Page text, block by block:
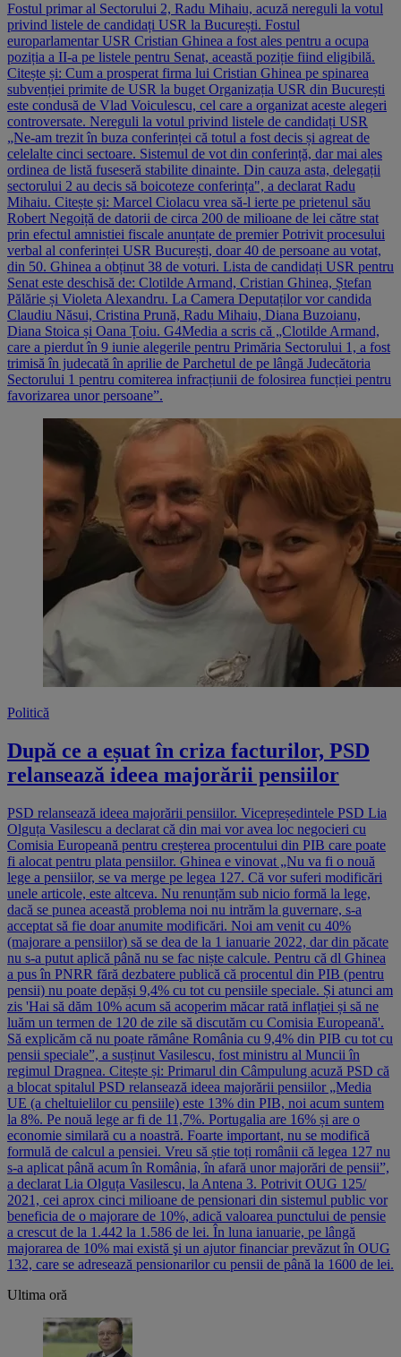
Fostul primar al Sectorului 2, Radu Mihaiu, acuză nereguli la votul
privind listele de candidați USR la București. Fostul
europarlamentar USR Cristian Ghinea a fost ales pentru a ocupa
poziția a II-a pe listele pentru Senat, această poziție fiind eligibilă.
Citește și: Cum a prosperat firma lui Cristian Ghinea pe spinarea
subvenției primite de USR la buget Organizația USR din București
este condusă de Vlad Voiculescu, cel care a organizat aceste alegeri
controversate. Nereguli la votul privind listele de candidați USR
„Ne-am trezit în buza conferinței că totul a fost decis și agreat de
celelalte cinci sectoare. Sistemul de vot din conferință, dar mai ales
ordinea de listă fuseseră stabilite dinainte. Din cauza asta, delegații
sectorului 2 au decis să boicoteze conferința", a declarat Radu
Mihaiu. Citește și: Marcel Ciolacu vrea să-l ierte pe prietenul său
Robert Negoiță de datorii de circa 200 de milioane de lei către stat
prin efectul amnistiei fiscale anunțate de premier Potrivit procesului
verbal al conferinței USR București, doar 40 de persoane au votat,
din 50. Ghinea a obținut 38 de voturi. Lista de candidați USR pentru
Senat este deschisă de: Clotilde Armand, Cristian Ghinea, Ștefan
Pălărie și Violeta Alexandru. La Camera Deputaților vor candida
Claudiu Năsui, Cristina Prună, Radu Mihaiu, Diana Buzoianu,
Diana Stoica și Oana Țoiu. G4Media a scris că „Clotilde Armand,
care a pierdut în 9 iunie alegerile pentru Primăria Sectorului 1, a fost
trimisă în judecată în aprilie de Parchetul de pe lângă Judecătoria
Sectorului 1 pentru comiterea infracțiunii de folosirea funcției pentru
favorizarea unor persoane”.
Politică
După ce a eșuat în criza facturilor, PSD
relansează ideea majorării pensiilor
PSD relansează ideea majorării pensiilor. Vicepreședintele PSD Lia
Olguța Vasilescu a declarat că din mai vor avea loc negocieri cu
Comisia Europeană pentru creșterea procentului din PIB care poate
fi alocat pentru plata pensiilor. Ghinea e vinovat „Nu va fi o nouă
lege a pensiilor, se va merge pe legea 127. Că vor suferi modificări
unele articole, este altceva. Nu renunțăm sub nicio formă la lege,
dacă se punea această problema noi nu intrăm la guvernare, s-a
acceptat să fie doar anumite modificări. Noi am venit cu 40%
(majorare a pensiilor) să se dea de la 1 ianuarie 2022, dar din păcate
nu s-a putut aplică până nu se fac niște calcule. Pentru că dl Ghinea
a pus în PNRR fără dezbatere publică că procentul din PIB (pentru
pensii) nu poate depăși 9,4% cu tot cu pensiile speciale. Și atunci am
zis 'Hai să dăm 10% acum să acoperim măcar rată inflației și să ne
luăm un termen de 120 de zile să discutăm cu Comisia Europeană'.
Să explicăm că nu poate rămâne România cu 9,4% din PIB cu tot cu
pensii speciale”, a susținut Vasilescu, fost ministru al Muncii în
regimul Dragnea. Citește și: Primarul din Câmpulung acuză PSD că
a blocat spitalul PSD relansează ideea majorării pensiilor „Media
UE (a cheltuielilor cu pensiile) este 13% din PIB, noi acum suntem
la 8%. Pe nouă lege ar fi de 11,7%. Portugalia are 16% și are o
economie similară cu a noastră. Foarte important, nu se modifică
formulă de calcul a pensiei. Vreu să știe toți românii că legea 127 nu
s-a aplicat până acum în România, în afară unor majorări de pensii”,
a declarat Lia Olguța Vasilescu, la Antena 3. Potrivit OUG 125/
2021, cei aprox cinci milioane de pensionari din sistemul public vor
beneficia de o majorare de 10%, adică valoarea punctului de pensie
a crescut de la 1.442 la 1.586 de lei. În luna ianuarie, pe lângă
majorarea de 10% mai există şi un ajutor financiar prevăzut în OUG
132, care se adresează pensionarilor cu pensii de până la 1600 de lei.
Ultima oră